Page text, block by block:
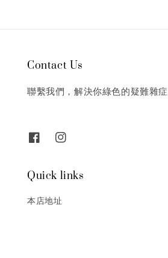
Contact Us
聯繫我們，解決你綠色的疑難雜症
Quick links
本店地址